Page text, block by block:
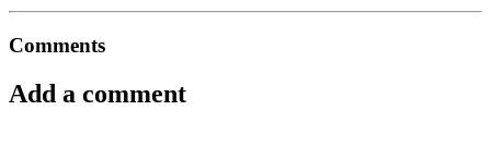
Comments
Add a comment